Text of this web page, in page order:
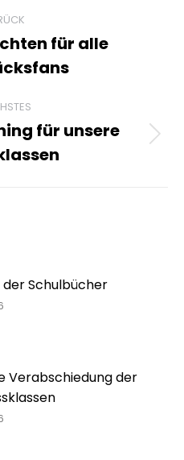
Beitrag:
für alle
Nächster
Beitrag:
für unsere
der Schulbücher
Verabschiedung der